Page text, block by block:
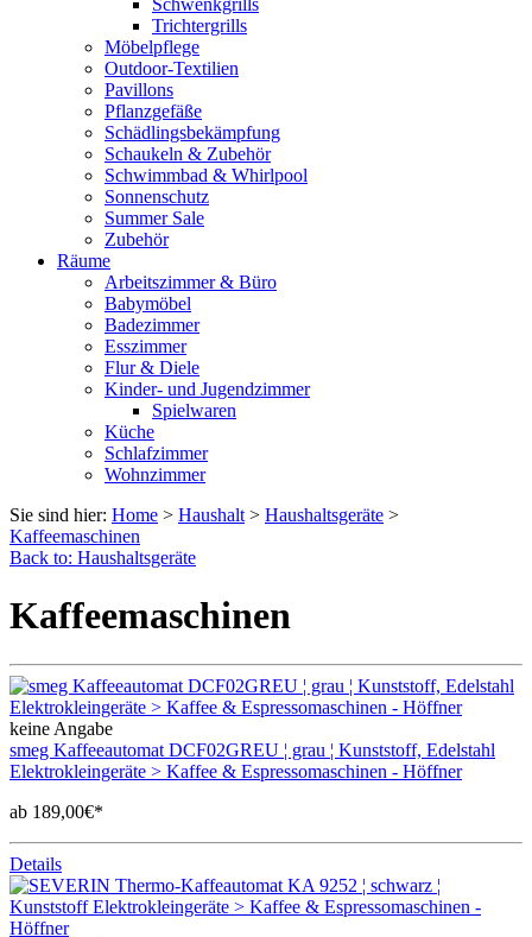
Schwenkgrills
Trichtergrills
Möbelpflege
Outdoor-Textilien
Pavillons
Pflanzgefäße
Schädlingsbekämpfung
Schaukeln & Zubehör
Schwimmbad & Whirlpool
Sonnenschutz
Summer Sale
Zubehör
Räume
Arbeitszimmer & Büro
Babymöbel
Badezimmer
Esszimmer
Flur & Diele
Kinder- und Jugendzimmer
Spielwaren
Küche
Schlafzimmer
Wohnzimmer
Sie sind hier: Home > Haushalt > Haushaltsgeräte >
Kaffeemaschinen
Back to: Haushaltsgeräte
Kaffeemaschinen
keine Angabe
smeg Kaffeeautomat DCF02GREU ¦ grau ¦ Kunststoff, Edelstahl
Elektrokleingeräte > Kaffee & Espressomaschinen - Höffner
ab 189,00€*
Details